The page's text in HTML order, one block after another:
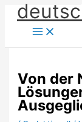
Zum
Inhalt
springen
Von der